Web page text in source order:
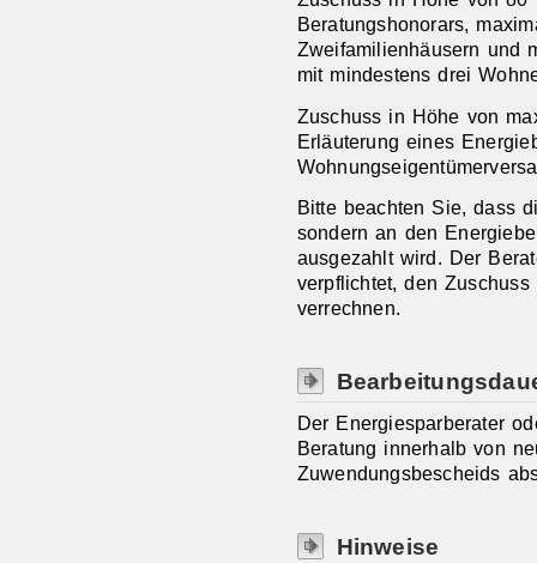
Beratungshonorars,
Zweifamilienhäusern und
mit mindestens drei
Zuschuss in Höhe von
Erläuterung eines
Bitte beachten Sie, dass
sondern an den
ausgezahlt wird. Der
verpflichtet, den
verrechnen.
Der Energiesparberater
Beratung innerhalb von
Zuwendungsbescheids
Hinweise